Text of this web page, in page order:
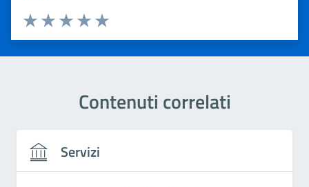
Valuta 5 stelle su 5
Valuta 4 stelle su 5
Valuta 3 stelle su 5
Valuta 2 stelle su 5
Valuta 1 stelle su 5
Contenuti correlati
Servizi